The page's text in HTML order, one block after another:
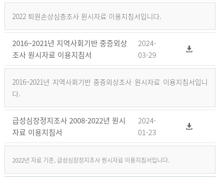
2022 퇴원손상심층조사 원시자료 이용지침서입니다.
2016~2021년 지역사회기반 중증외상
조사 원시자료 이용지침서
2024-
03-29
2016~2021년 지역사회기반 중증외상조사 원시자료 이용지침서입니
다.
급성심장정지조사 2008-2022년 원시
자료 이용지침서
2024-
01-23
2022년 자료 기준, 급성심장정지조사 원시자료 이용지침서입니다.